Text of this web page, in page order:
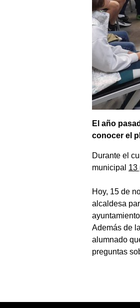
El año
conocer el
Durante el
municipal 13
Hoy, 15 de
alcaldesa
Además de
alumnado
preguntas